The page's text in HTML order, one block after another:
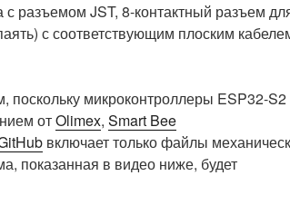
с разъемом JST, 8-контактный разъем
с соответствующим плоским
микроконтроллеры ESP32-S2
отOlimex, Smart Bee
включает только файлы
показанная в видео ниже, будет